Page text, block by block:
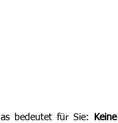
bedeutet für Sie:
Keine